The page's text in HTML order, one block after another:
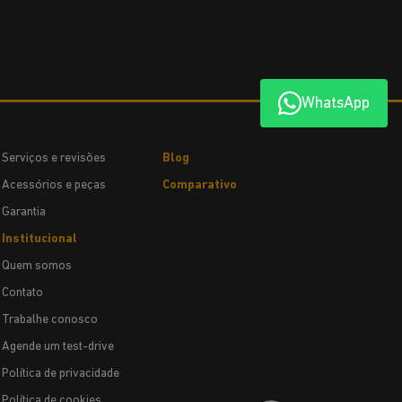
WhatsApp
Serviços e revisões
Acessórios e peças
Garantia
Institucional
Quem somos
Contato
Trabalhe conosco
Agende um test-drive
Política de privacidade
Blog
Comparativo